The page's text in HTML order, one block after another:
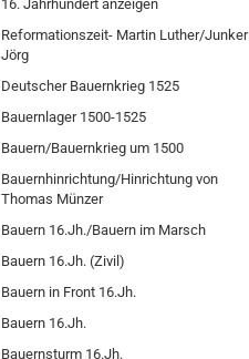
16. Jahrhundert anzeigen
Reformationszeit- Martin Luther/Junker
Jörg
Deutscher Bauernkrieg 1525
Bauernlager 1500-1525
Bauern/Bauernkrieg um 1500
Bauernhinrichtung/Hinrichtung von
Thomas Münzer
Bauern 16.Jh./Bauern im Marsch
Bauern 16.Jh. (Zivil)
Bauern in Front 16.Jh.
Bauern 16.Jh.
Bauernsturm 16.Jh.